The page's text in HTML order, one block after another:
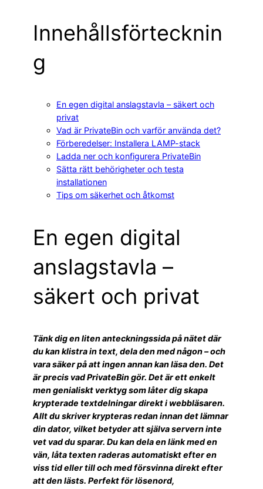
Innehållsförtecknin
g
En egen digital anslagstavla – säkert och
privat
Vad är PrivateBin och varför använda det?
Förberedelser: Installera LAMP-stack
Ladda ner och konfigurera PrivateBin
Sätta rätt behörigheter och testa
installationen
Tips om säkerhet och åtkomst
En egen digital
anslagstavla –
säkert och privat
Tänk dig en liten anteckningssida på nätet där
du kan klistra in text, dela den med någon – och
vara säker på att ingen annan kan läsa den. Det
är precis vad PrivateBin gör. Det är ett enkelt
men genialiskt verktyg som låter dig skapa
krypterade textdelningar direkt i webbläsaren.
Allt du skriver krypteras redan innan det lämnar
din dator, vilket betyder att själva servern inte
vet vad du sparar. Du kan dela en länk med en
vän, låta texten raderas automatiskt efter en
viss tid eller till och med försvinna direkt efter
att den lästs. Perfekt för lösenord,